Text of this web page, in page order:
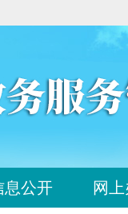
息公开 网